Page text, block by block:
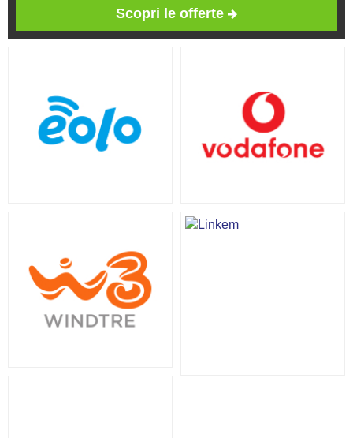
Scopri le offerte